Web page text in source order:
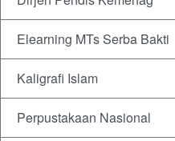
Elearning MTs Serba Bakti
Kaligrafi Islam
Perpustakaan Nasional